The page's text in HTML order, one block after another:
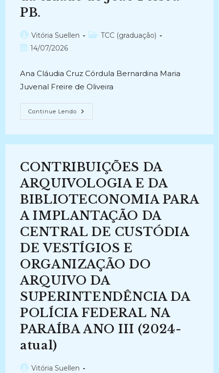
PB.
Autor
do
Vitória Suellen
Categoria
TCC (graduação)
Post14/07/2026
Ana Cláudia Cruz Córdula Bernardina Maria
Juvenal Freire de Oliveira
Continue Lendo ARQUIVO
PRIVADO
FAMÍLIA:
Concluintes
Do
Curso
De
Arquivologia
Da
De
João
Pessoa
–
PB.
CONTRIBUIÇÕES DA
ARQUIVOLOGIA E DA
BIBLIOTECONOMIA PARA
A IMPLANTAÇÃO DA
CENTRAL DE CUSTÓDIA
DE VESTÍGIOS E
ORGANIZAÇÃO DO
ARQUIVO DA
SUPERINTENDÊNCIA DA
POLÍCIA FEDERAL NA
PARAÍBA ANO III (2024-
atual)
AutorVitória Suellen